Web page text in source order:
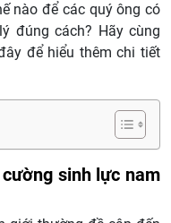
nào để các quý ông có
đúng cách? Hãy cùng
để hiểu thêm chi tiết
sinh lực nam